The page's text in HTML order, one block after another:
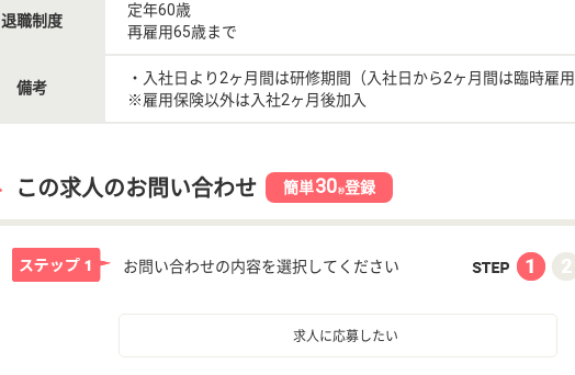
退職制度
定年60歳
再雇用65歳まで
備考
・入社日より2ヶ月間は研修期間（入社日から2ヶ月間は臨時雇
※雇用保険以外は入社2ヶ月後加入
この求人のお問い合わせ 簡単30秒登録
お問い合わせの内容を選択してください
求人に応募したい